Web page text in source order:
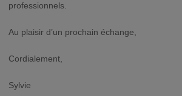
professionnels.
Au plaisir d’un prochain échange,
Cordialement,
Sylvie